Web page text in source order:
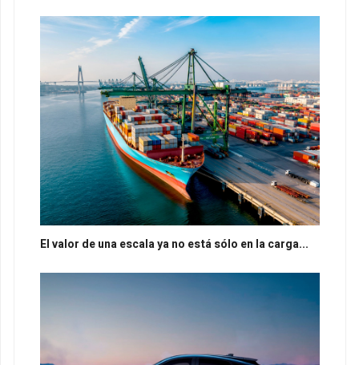
El valor de una escala ya no está sólo en la carga...